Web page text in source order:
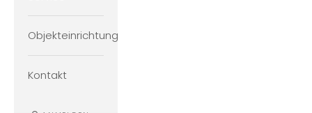
Objekteinrichtung
Kontakt